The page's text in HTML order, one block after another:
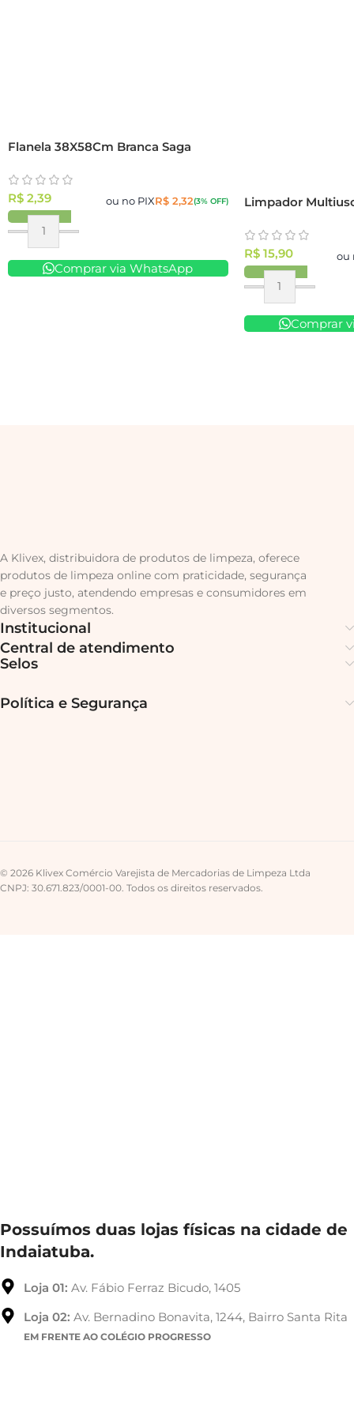
Flanela 38X58Cm Branca Saga
R$ 2,39 ou no PIXR$2,32(3% OFF)
Comprar via WhatsApp
Limpador
R$15,90 ou
Comprar
A Klivex, distribuidora de produtos de limpeza, oferece
produtos de limpeza online com praticidade, segurança
e preço justo, atendendo empresas e consumidores em
diversos segmentos.
Institucional
Central de atendimento
Selos
Política e Segurança
© 2026 Klivex Comércio Varejista de Mercadorias de Limpeza Ltda
CNPJ: 30.671.823/0001-00. Todos os direitos reservados.
Possuímos duas lojas físicas na cidade de
Indaiatuba.
Loja 01: Av. Fábio Ferraz Bicudo, 1405
Loja 02: Av. Bernadino Bonavita, 1244, Bairro Santa Rita
EM FRENTE AO COLÉGIO PROGRESSO